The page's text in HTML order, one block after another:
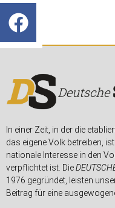
In einer Zeit, in der die
das eigene Volk betreiben,
nationale Interesse in den
verpflichtet ist. Die
1976 gegründet, leisten
Beitrag für eine